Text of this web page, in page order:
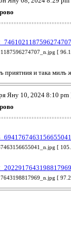
[
приятния и така
Яну 10, 2024 8:10 pm
[
[